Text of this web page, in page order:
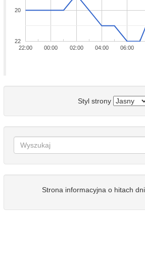
22:00 00:00 02:00 04:00 06:00
20
22
Styl strony
Strona informacyjna o hitach